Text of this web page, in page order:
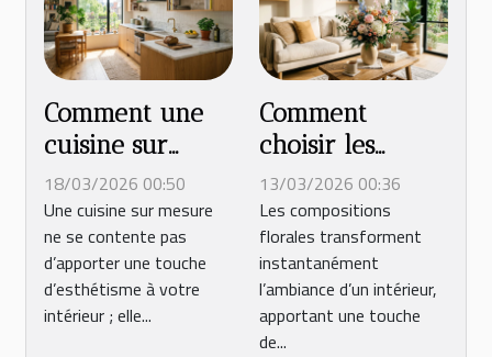
Comment une
cuisine sur
mesure peut
transformer
votre quotidien
?
18/03/2026 00:50
Une cuisine sur mesure
ne se contente pas
d’apporter une touche
d’esthétisme à votre
intérieur ; elle...
Comment
choisir les
meilleures
compositions
florales pour
votre intérieur
?
13/03/2026 00:36
Les compositions
florales transforment
instantanément
l’ambiance d’un intérieur,
apportant une touche
de...